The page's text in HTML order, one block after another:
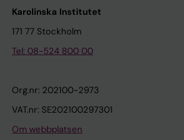
Karolinska Institutet
171 77 Stockholm
Tel: 08-524 800 00
Org.nr: 202100-2973
VAT.nr: SE202100297301
Om webbplatsen